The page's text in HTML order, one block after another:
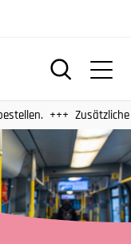
Zusätzliche